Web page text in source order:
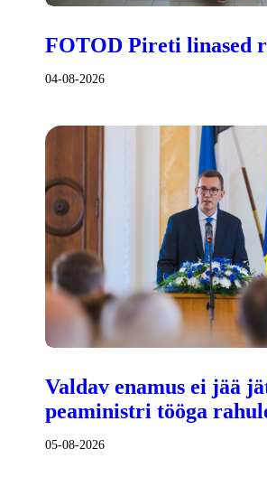
FOTOD Pireti linased
04-08-2026
Valdav enamus ei jää
peaministri tööga
05-08-2026